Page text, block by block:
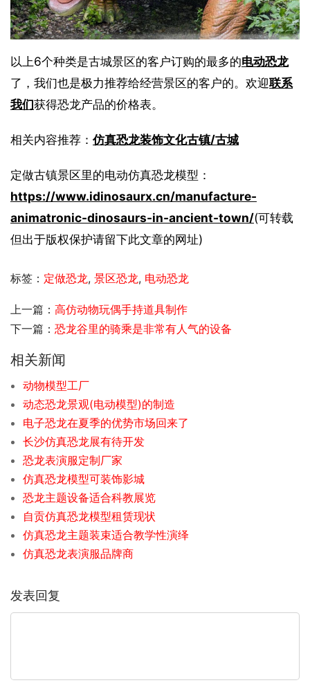
以上6个种类是古城景区的客户订购的最多的电动恐龙
了，我们也是极力推荐给经营景区的客户的。欢迎联系
我们获得恐龙产品的价格表。
相关内容推荐： 仿真恐龙装饰文化古镇/古城
定做古镇景区里的电动仿真恐龙模型：
https://www.idinosaurx.cn/manufacture-
animatronic-dinosaurs-in-ancient-town/(可转载
但出于版权保护请留下此文章的网址)
标签： 定做恐龙, 景区恐龙, 电动恐龙
上一篇： 高仿动物玩偶手持道具制作
下一篇： 恐龙谷里的骑乘是非常有人气的设备
相关新闻
动物模型工厂
动态恐龙景观(电动模型)的制造
电子恐龙在夏季的优势市场回来了
长沙仿真恐龙展有待开发
恐龙表演服定制厂家
仿真恐龙模型可装饰影城
恐龙主题设备适合科教展览
自贡仿真恐龙模型租赁现状
仿真恐龙主题装束适合教学性演绎
仿真恐龙表演服品牌商
发表回复